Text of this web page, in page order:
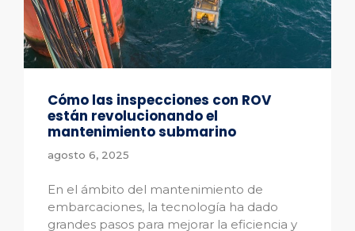
Cómo las inspecciones con ROV
están revolucionando el
mantenimiento submarino
agosto 6, 2025
En el ámbito del mantenimiento de
embarcaciones, la tecnología ha dado
grandes pasos para mejorar la eficiencia y